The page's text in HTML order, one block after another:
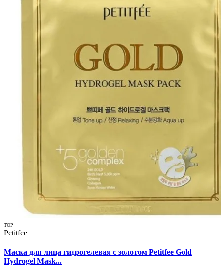
TOP
Petitfee
Маска для лица гидрогелевая с золотом Petitfee Gold
Hydrogel Mask...